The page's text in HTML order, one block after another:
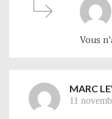
Vous
MARC
11